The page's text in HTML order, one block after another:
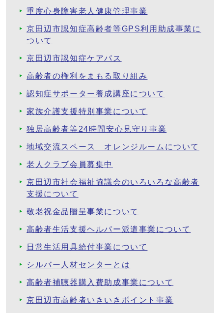
重度心身障害老人健康管理事業
京田辺市認知症高齢者等GPS利用助成事業に
ついて
京田辺市認知症ケアパス
高齢者の権利をまもる取り組み
認知症サポーター養成講座について
家族介護支援特別事業について
独居高齢者等24時間安心見守り事業
地域交流スペース オレンジルームについて
老人クラブ会員募集中
京田辺市社会福祉協議会のいろいろな高齢者
支援について
敬老祝金品贈呈事業について
高齢者生活支援ヘルパー派遣事業について
日常生活用具給付事業について
シルバー人材センターとは
高齢者補聴器購入費助成事業について
京田辺市高齢者いきいきポイント事業